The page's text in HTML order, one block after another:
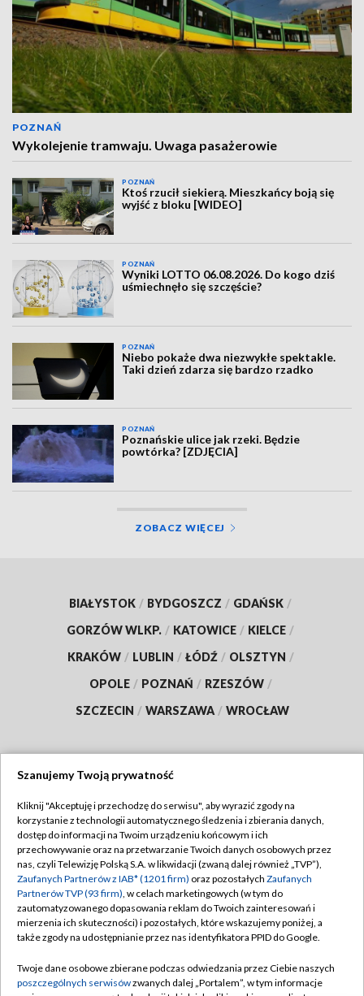
POZNAŃ
Wykolejenie tramwaju. Uwaga pasażerowie
POZNAŃ
Ktoś rzucił siekierą. Mieszkańcy boją się
wyjść z bloku [WIDEO]
POZNAŃ
Wyniki LOTTO 06.08.2026. Do kogo dziś
uśmiechnęło się szczęście?
POZNAŃ
Niebo pokaże dwa niezwykłe spektakle.
Taki dzień zdarza się bardzo rzadko
POZNAŃ
Poznańskie ulice jak rzeki. Będzie
powtórka? [ZDJĘCIA]
ZOBACZ WIĘCEJ
BIAŁYSTOK / BYDGOSZCZ / GDAŃSK /
GORZÓW WLKP. / KATOWICE / KIELCE /
KRAKÓW / LUBLIN / ŁÓDŹ / OLSZTYN /
OPOLE / POZNAŃ / RZESZÓW /
SZCZECIN / WARSZAWA / WROCŁAW
TVP
Abonament TVP
Emisja w TVP
Centrum informacji TVP
Naziemna Telewizja Cyfrowa
Rada Programowa
Regulamin TVP
Polityka prywatności
Moje zgody
Pomoc
Kontakt
Szanujemy Twoją prywatność
Kliknij "Akceptuję i przechodzę do serwisu", aby wyrazić zgody na
korzystanie z technologii automatycznego śledzenia i zbierania danych,
dostęp do informacji na Twoim urządzeniu końcowym i ich
przechowywanie oraz na przetwarzanie Twoich danych osobowych przez
nas, czyli Telewizję Polską S.A. w likwidacji (zwaną dalej również „TVP”),
Zaufanych Partnerów z IAB* (1201 firm) oraz pozostałych Zaufanych
Partnerów TVP (93 firm), w celach marketingowych (w tym do
zautomatyzowanego dopasowania reklam do Twoich zainteresowań i
mierzenia ich skuteczności) i pozostałych, które wskazujemy poniżej, a
także zgody na udostępnianie przez nas identyfikatora PPID do Google.
Twoje dane osobowe zbierane podczas odwiedzania przez Ciebie naszych
poszczególnych serwisówzwanych dalej „Portalem”, w tym informacje